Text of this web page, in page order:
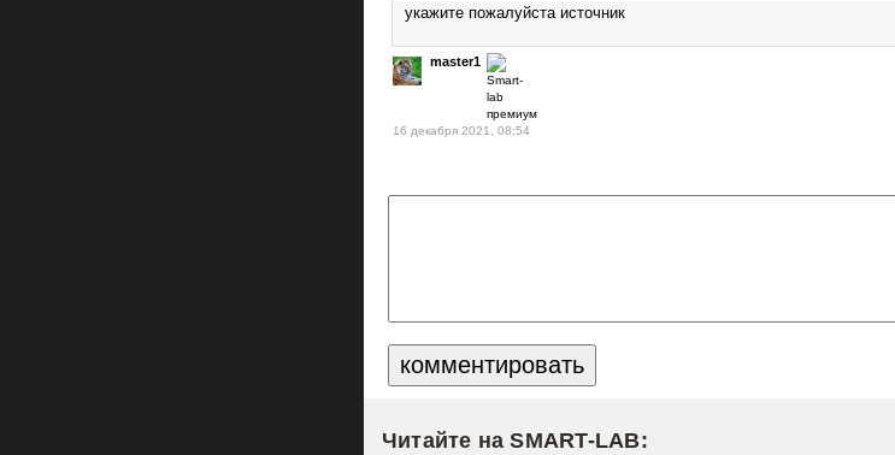
укажите пожалуйста источник
master1
16 декабря 2021, 08:54
Читайте на SMART-LAB: